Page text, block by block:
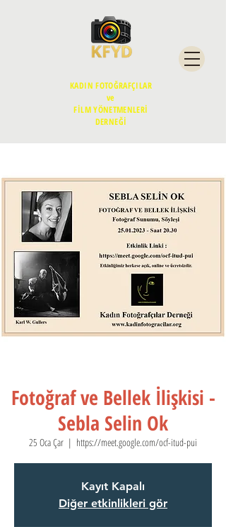
KADIN FOTOĞRAFÇILAR
ve
FİLM YÖNETMENLERİ
DERNEĞİ
Fotoğraf ve Bellek İlişkisi -
Sebla Selin Ok
25 Oca Çar
  |
https://meet.google.com/ocf-itud-pui
Kayıt Kapalı
Diğer etkinlikleri gör